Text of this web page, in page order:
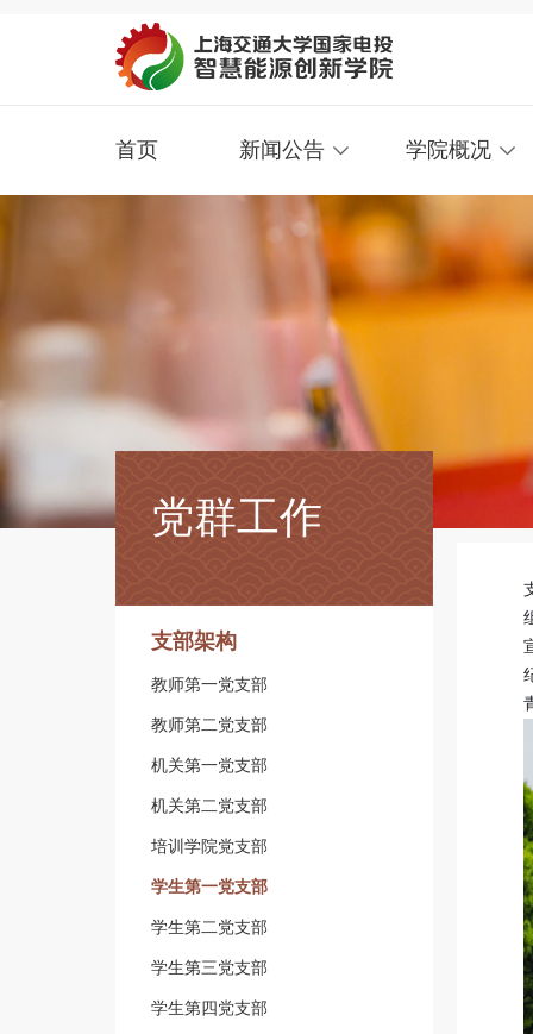
首页 新闻公告 学院概况
党群工作
支部架构
教师第一党支部
教师第二党支部
机关第一党支部
机关第二党支部
培训学院党支部
学生第一党支部
学生第二党支部
学生第三党支部
学生第四党支部